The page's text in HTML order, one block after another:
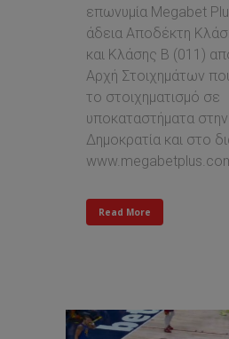
επωνυμία Megabet
άδεια Αποδέκτη
και Κλάσης Β (011)
Αρχή Στοιχημάτων
τo στοιχηματισμό σε
υποκαταστήματα
Δημοκρατία και στο
Read More